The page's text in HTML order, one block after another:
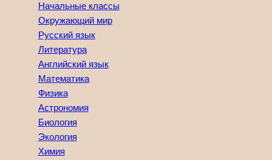
Начальные классы
Окружающий мир
Русский язык
Литература
Английский язык
Математика
Физика
Астрономия
Биология
Экология
Химия